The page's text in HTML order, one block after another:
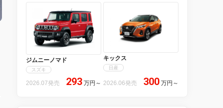
ジムニーノマド
スズキ
2026.07発売 293 万円 ～
キックス
日産
2026.06発売 300 万円 ～